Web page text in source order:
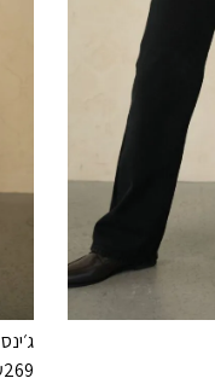
ג׳ינס 1936 אפור
269